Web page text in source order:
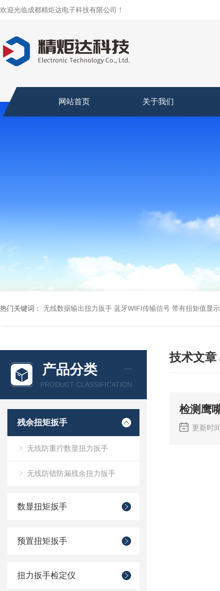
欢迎光临成都精炬达电子科技有限公司！
网站首页 关于我们
热门关键词： 无线数据输出扭力扳手 蓝牙WIFI传输信号 带有扭矩值显
产品分类
PRODUCT CLASSIFICATION
残余扭矩扳手
无线防重拧数显扭力扳手
无线防错防漏残余扭力扳手
数显扭矩扳手
预置扭矩扳手
扭力扳手检定仪
技术文章
检测鹰
更新时